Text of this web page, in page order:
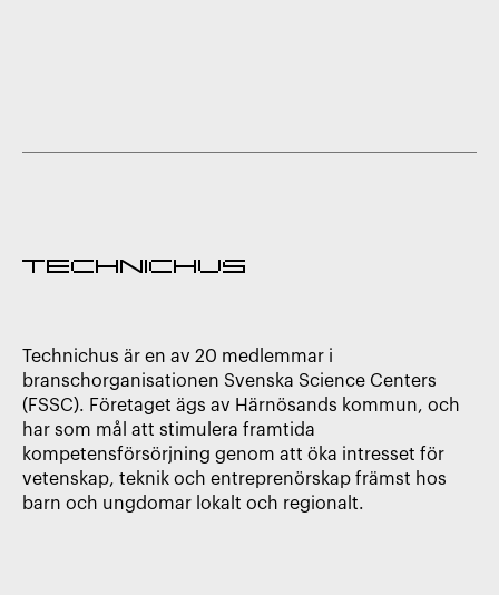
Technichus är en av 20 medlemmar i
branschorganisationen Svenska Science Centers
(FSSC). Företaget ägs av Härnösands kommun, och
har som mål att stimulera framtida
kompetensförsörjning genom att öka intresset för
vetenskap, teknik och entreprenörskap främst hos
barn och ungdomar lokalt och regionalt.